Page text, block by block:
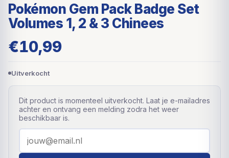
Pokémon Gem Pack Badge Set
Volumes 1, 2 & 3 Chinees
€10,99
Uitverkocht
Dit product is momenteel uitverkocht. Laat je e-mailadres
achter en ontvang een melding zodra het weer
beschikbaar is.